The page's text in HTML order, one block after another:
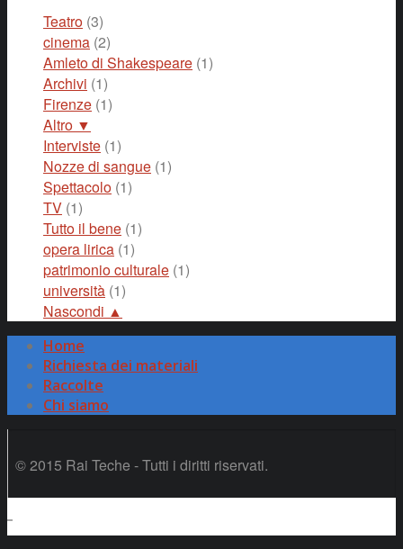
Teatro (3)
cinema (2)
Amleto di Shakespeare (1)
Archivi (1)
Firenze (1)
Altro ▼
Interviste (1)
Nozze di sangue (1)
Spettacolo (1)
TV (1)
Tutto il bene (1)
opera lirica (1)
patrimonio culturale (1)
università (1)
Nascondi ▲
Home
Richiesta dei materiali
Raccolte
Chi siamo
© 2015 Rai Teche - Tutti i diritti riservati.